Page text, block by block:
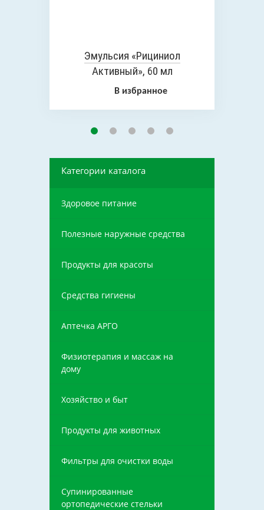
Эмульсия «Рициниол
Активный», 60 мл
В избранное
Категории каталога
Здоровое питание
Полезные наружные средства
Продукты для красоты
Средства гигиены
Аптечка АРГО
Физиотерапия и массаж на
дому
Хозяйство и быт
Продукты для животных
Фильтры для очистки воды
Супинированные
ортопедические стельки